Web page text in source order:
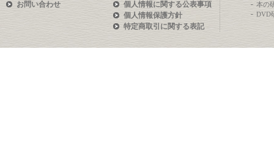
お問い合わせ
個人情報に関する公表事項
個人情報保護方針
特定商取引に関する表記
本の
DVD